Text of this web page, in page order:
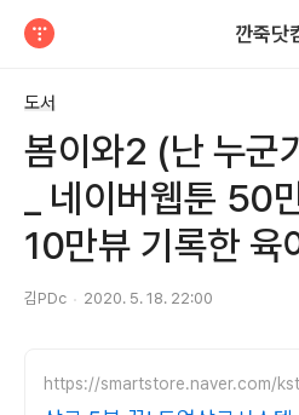
깐죽닷
도서
봄이와2 (난 누군
_ 네이버웹툰 50
10만뷰 기록한 육
김PDc 2020. 5. 18. 22:00
https://smartstore.naver.com/